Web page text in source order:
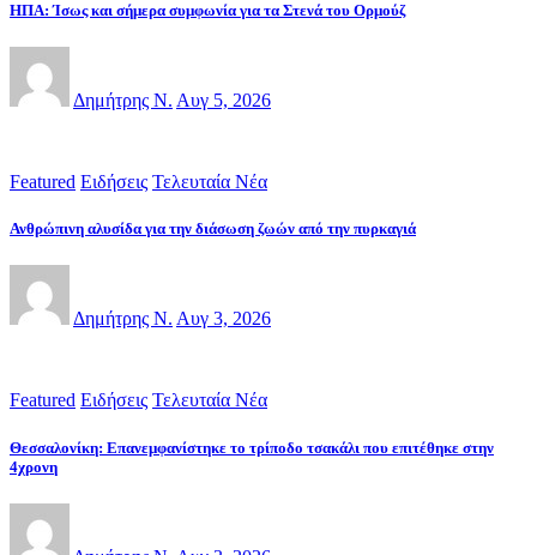
ΗΠΑ: Ίσως και σήμερα συμφωνία για τα Στενά του Ορμούζ
Δημήτρης Ν. Αυγ 5, 2026
Featured Ειδήσεις Τελευταία Νέα
Ανθρώπινη αλυσίδα για την διάσωση ζωών από την πυρκαγιά
Δημήτρης Ν. Αυγ 3, 2026
Featured Ειδήσεις Τελευταία Νέα
Θεσσαλονίκη: Επανεμφανίστηκε το τρίποδο τσακάλι που επιτέθηκε στην
4χρονη